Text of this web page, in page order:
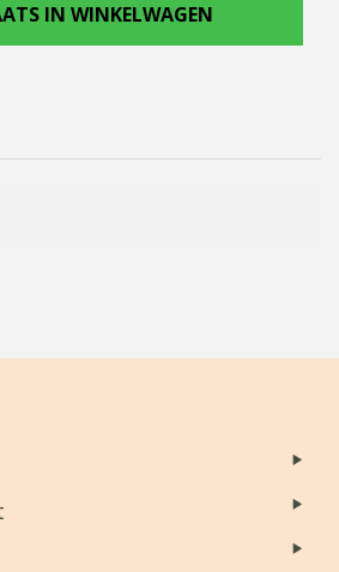
IN WINKELWAGEN